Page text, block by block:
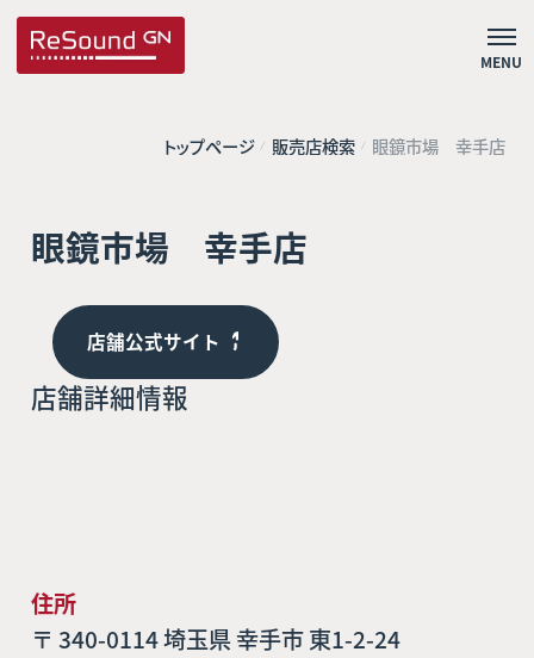
MENU
トップページ 販売店検索 眼鏡市場 幸手店
眼鏡市場 幸手店
店舗公式サイト
店舗詳細情報
住所
〒 340-0114 埼玉県 幸手市 東1-2-24